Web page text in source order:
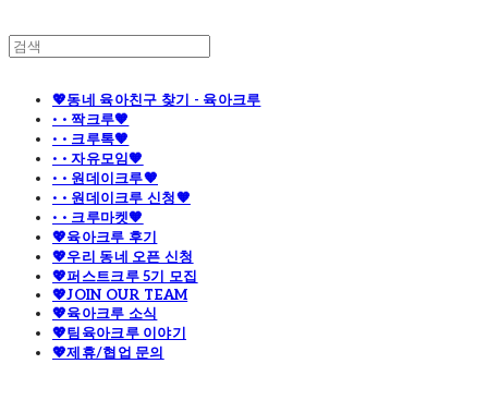
💖동네 육아친구 찾기 - 육아크루
· · 짝크루🧡
· · 크루톡🧡
· · 자유모임🧡
· · 원데이크루🧡
· · 원데이크루 신청🧡
· · 크루마켓🧡
💖육아크루 후기
💖우리 동네 오픈 신청
💖퍼스트크루 5기 모집
💖JOIN OUR TEAM
💖육아크루 소식
💖팀육아크루 이야기
💖제휴/협업 문의